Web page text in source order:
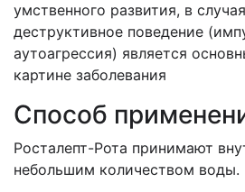
умственного развития, в
деструктивное поведение
аутоагрессия) является
картине заболевания
Способ
Росталепт-Рота принимают
небольшим количеством воды.